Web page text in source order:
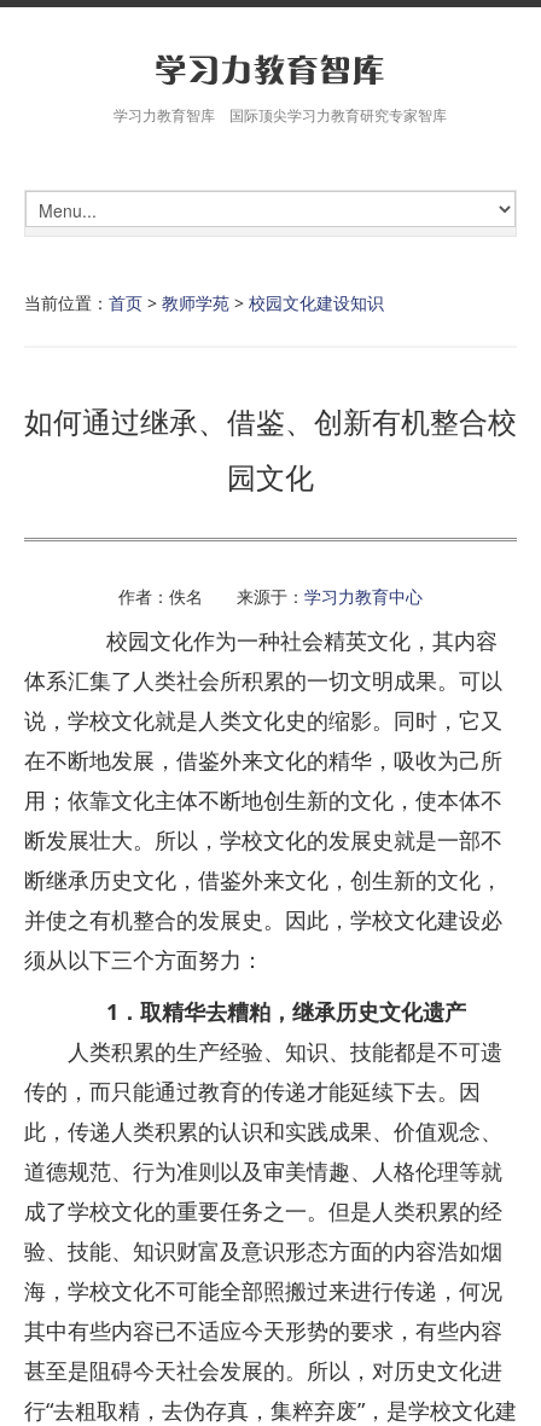
学习力教育智库 国际顶尖学习力教育研究专家智库
当前位置： 首页 > 教师学苑 > 校园文化建设知识
如何通过继承、借鉴、创新有机整合校
园文化
作者：佚名 来源于： 学习力教育中心
校园文化作为一种社会精英文化，其内容
体系汇集了人类社会所积累的一切文明成果。可以
说，学校文化就是人类文化史的缩影。同时，它又
在不断地发展，借鉴外来文化的精华，吸收为己所
用；依靠文化主体不断地创生新的文化，使本体不
断发展壮大。所以，学校文化的发展史就是一部不
断继承历史文化，借鉴外来文化，创生新的文化，
并使之有机整合的发展史。因此，学校文化建设必
须从以下三个方面努力：
1．取精华去糟粕，继承历史文化遗产
人类积累的生产经验、知识、技能都是不可遗
传的，而只能通过教育的传递才能延续下去。因
此，传递人类积累的认识和实践成果、价值观念、
道德规范、行为准则以及审美情趣、人格伦理等就
成了学校文化的重要任务之一。但是人类积累的经
验、技能、知识财富及意识形态方面的内容浩如烟
海，学校文化不可能全部照搬过来进行传递，何况
其中有些内容已不适应今天形势的要求，有些内容
甚至是阻碍今天社会发展的。所以，对历史文化进
行“去粗取精，去伪存真，集粹弃废”，是学校文化建